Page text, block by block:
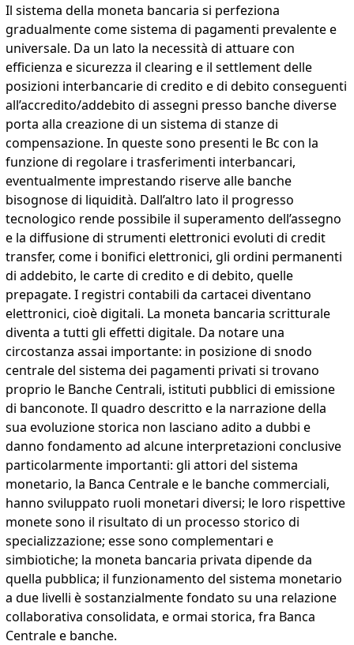
Il sistema della moneta bancaria si perfeziona
gradualmente come sistema di pagamenti prevalente e
universale. Da un lato la necessità di attuare con
efficienza e sicurezza il clearing e il settlement delle
posizioni interbancarie di credito e di debito conseguenti
all’accredito/addebito di assegni presso banche diverse
porta alla creazione di un sistema di stanze di
compensazione. In queste sono presenti le Bc con la
funzione di regolare i trasferimenti interbancari,
eventualmente imprestando riserve alle banche
bisognose di liquidità. Dall’altro lato il progresso
tecnologico rende possibile il superamento dell’assegno
e la diffusione di strumenti elettronici evoluti di credit
transfer, come i bonifici elettronici, gli ordini permanenti
di addebito, le carte di credito e di debito, quelle
prepagate. I registri contabili da cartacei diventano
elettronici, cioè digitali. La moneta bancaria scritturale
diventa a tutti gli effetti digitale. Da notare una
circostanza assai importante: in posizione di snodo
centrale del sistema dei pagamenti privati si trovano
proprio le Banche Centrali, istituti pubblici di emissione
di banconote. Il quadro descritto e la narrazione della
sua evoluzione storica non lasciano adito a dubbi e
danno fondamento ad alcune interpretazioni conclusive
particolarmente importanti: gli attori del sistema
monetario, la Banca Centrale e le banche commerciali,
hanno sviluppato ruoli monetari diversi; le loro rispettive
monete sono il risultato di un processo storico di
specializzazione; esse sono complementari e
simbiotiche; la moneta bancaria privata dipende da
quella pubblica; il funzionamento del sistema monetario
a due livelli è sostanzialmente fondato su una relazione
collaborativa consolidata, e ormai storica, fra Banca
Centrale e banche.